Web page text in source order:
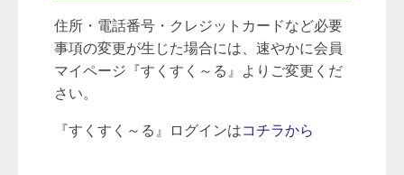
住所・電話番号・クレジットカードなど必要
事項の変更が生じた場合には、速やかに会員
マイページ『すくすく～る』よりご変更くだ
さい。
『すくすく～る』ログインはコチラから